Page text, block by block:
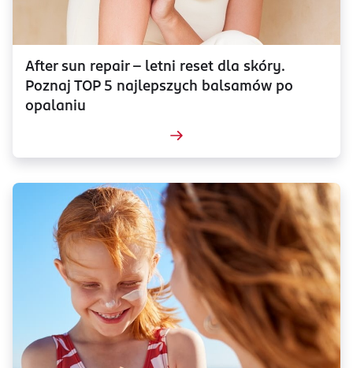
After sun repair – letni reset dla skóry.
Poznaj TOP 5 najlepszych balsamów po
opalaniu